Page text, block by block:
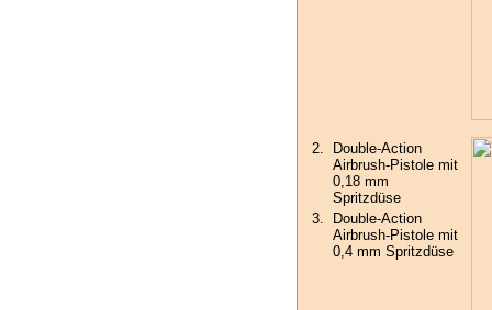
2.
Double-Action
Airbrush-Pistole mit
0,18 mm
Spritzdüse
3.
Double-Action
Airbrush-Pistole mit
0,4 mm Spritzdüse